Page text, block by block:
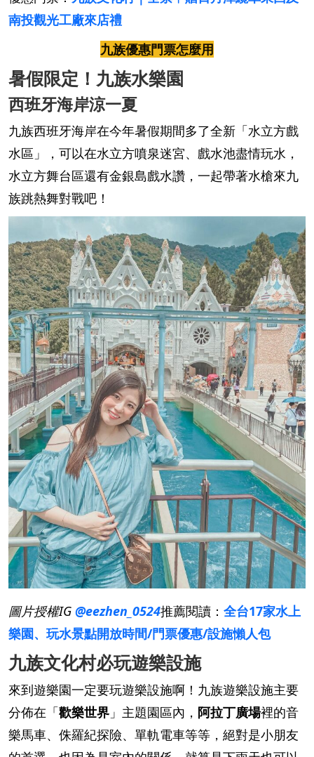
南投觀光工廠來店禮
九族優惠門票怎麼用
暑假限定！九族水樂園
西班牙海岸涼一夏
九族西班牙海岸在今年暑假期間多了全新「水立方戲
水區」，可以在水立方噴泉迷宮、戲水池盡情玩水，
水立方舞台區還有金銀島戲水讚，一起帶著水槍來九
族跳熱舞對戰吧！
圖片授權IG @eezhen_0524推薦閱讀： 全台17家水上
樂園、玩水景點開放時間/門票優惠/設施懶人包
九族文化村必玩遊樂設施
來到遊樂園一定要玩遊樂設施啊！九族遊樂設施主要
分佈在「歡樂世界 」主題園區內， 阿拉丁廣場裡的音
樂馬車、侏羅紀探險、單軌電車等等，絕對是小朋友